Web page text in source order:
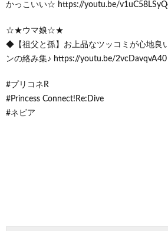
かっこいい☆ https://youtu.be/
☆★ウマ娘☆★
◆【祖父と孫】お上品なツッコミが心地良
ンの絡み集♪ https://youtu.be/2vcDavqvA40
#プリコネR
#Princess Connect!Re:Dive
#ネビア